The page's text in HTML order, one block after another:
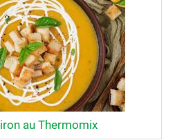
au Thermomix